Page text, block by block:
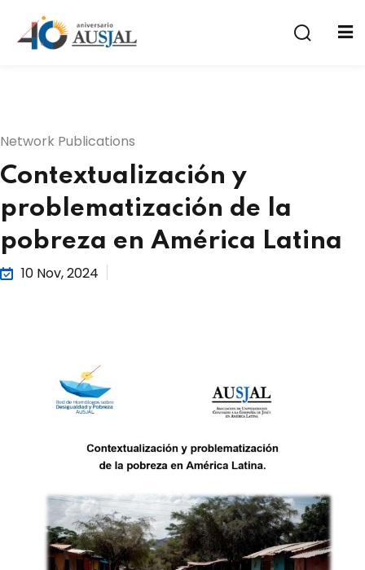
Network Publications
Contextualización y
problematización de la
pobreza en América Latina
10 Nov, 2024